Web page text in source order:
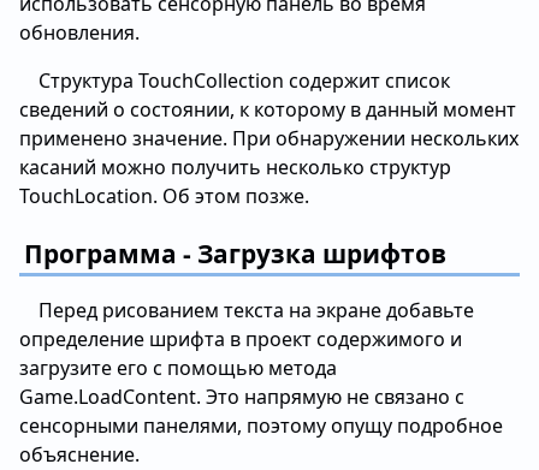
обновления.
Структура TouchCollection содержит список
сведений о состоянии, к которому в данный момент
применено значение. При обнаружении нескольких
касаний можно получить несколько структур
TouchLocation. Об этом позже.
Программа - Загрузка шрифтов
Перед рисованием текста на экране добавьте
определение шрифта в проект содержимого и
загрузите его с помощью метода
Game.LoadContent. Это напрямую не связано с
сенсорными панелями, поэтому опущу подробное
объяснение.